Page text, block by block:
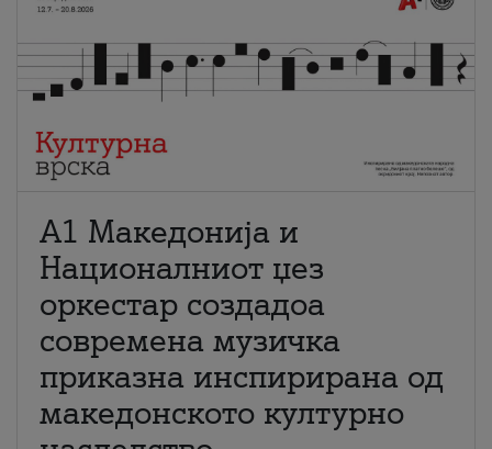
А1 Македонија и
Националниот џез
оркестар создадоа
современа музичка
приказна инспирирана од
македонското културно